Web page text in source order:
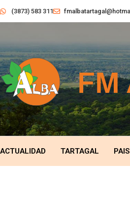
(3873) 583 311
ACTUALIDAD TARTAGAL PAIS